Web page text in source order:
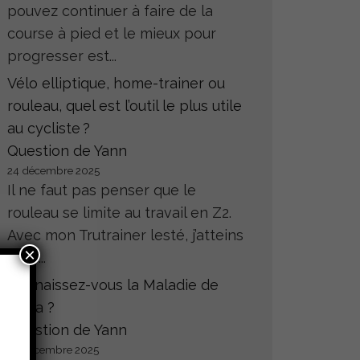
pouvez continuer à faire de la
course à pied et le mieux pour
progresser est...
Vélo elliptique, home-trainer ou
rouleau, quel est l’outil le plus utile
au cycliste ?
Question de Yann
24 décembre 2025
Il ne faut pas penser que le
rouleau se limite au travail en Z2.
Avec mon Trutrainer lesté, j’atteins
sans...
Connaissez-vous la Maladie de
Hoffa ?
Question de Yann
23 décembre 2025
×